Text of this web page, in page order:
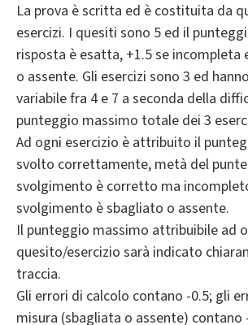
La prova è scritta ed è costituita da
esercizi. I quesiti sono 5 ed il
risposta è esatta, +1.5 se incompleta
o assente. Gli esercizi sono 3 ed
variabile fra 4 e 7 a seconda della
punteggio massimo totale dei 3
Ad ogni esercizio è attribuito il
svolto correttamente, metà del
svolgimento è corretto ma
svolgimento è sbagliato o assente.
Il punteggio massimo attribuibile ad
quesito/esercizio sarà indicato
traccia.
Gli errori di calcolo contano -0.5; gli
misura (sbagliata o assente) contano